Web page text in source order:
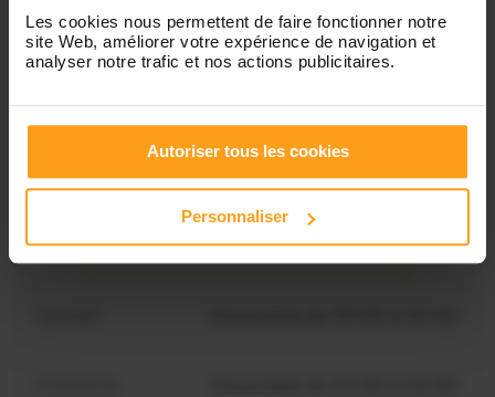
Les cookies nous permettent de faire fonctionner notre
site Web, améliorer votre expérience de navigation et
analyser notre trafic et nos actions publicitaires.
Autoriser tous les cookies
Personnaliser
Mardi Disponible de 00:00 à 00:00
Mercredi Disponible de 00:00 à 00:30
Jeudi Disponible de 00:00 à 00:00
Vendredi Disponible de 00:00 à 00:00
Vous souhaitez connaître les
disponibilités de Svitlana ?
Contactez-nous